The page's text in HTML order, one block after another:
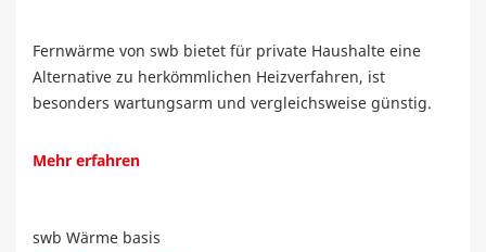
Fernwärme von swb bietet für private Haushalte eine
Alternative zu herkömmlichen Heizverfahren, ist
besonders wartungsarm und vergleichsweise günstig.
Mehr erfahren
swb Wärme basis